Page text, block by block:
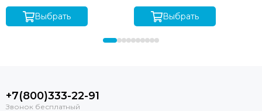
Выбрать Выбрать
+7(800)333-22-91